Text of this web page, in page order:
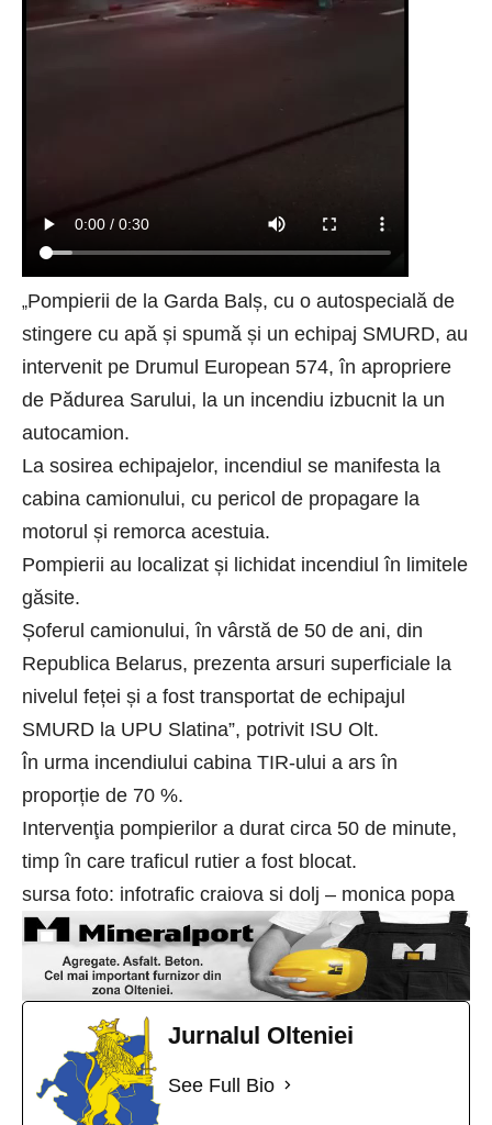
„Pompierii de la Garda Balș, cu o autospecială de
stingere cu apă și spumă și un echipaj SMURD, au
intervenit pe Drumul European 574, în apropriere
de Pădurea Sarului, la un incendiu izbucnit la un
autocamion.
La sosirea echipajelor, incendiul se manifesta la
cabina camionului, cu pericol de propagare la
motorul și remorca acestuia.
Pompierii au localizat și lichidat incendiul în limitele
găsite.
Șoferul camionului, în vârstă de 50 de ani, din
Republica Belarus, prezenta arsuri superficiale la
nivelul feței și a fost transportat de echipajul
SMURD la UPU Slatina”, potrivit ISU Olt.
În urma incendiului cabina TIR-ului a ars în
proporție de 70 %.
Intervenţia pompierilor a durat circa 50 de minute,
timp în care traficul rutier a fost blocat.
sursa foto: infotrafic craiova si dolj – monica popa
Jurnalul Olteniei
See Full Bio